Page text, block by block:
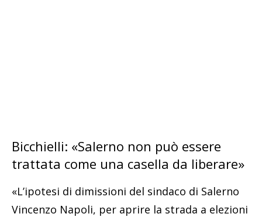
Bicchielli: «Salerno non può essere
trattata come una casella da liberare»
«L’ipotesi di dimissioni del sindaco di Salerno
Vincenzo Napoli, per aprire la strada a elezioni